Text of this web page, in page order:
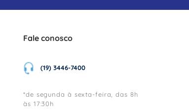
Fale conosco
(19) 3446-7400
*de segunda à sexta-feira, das 8h
às 17:30h